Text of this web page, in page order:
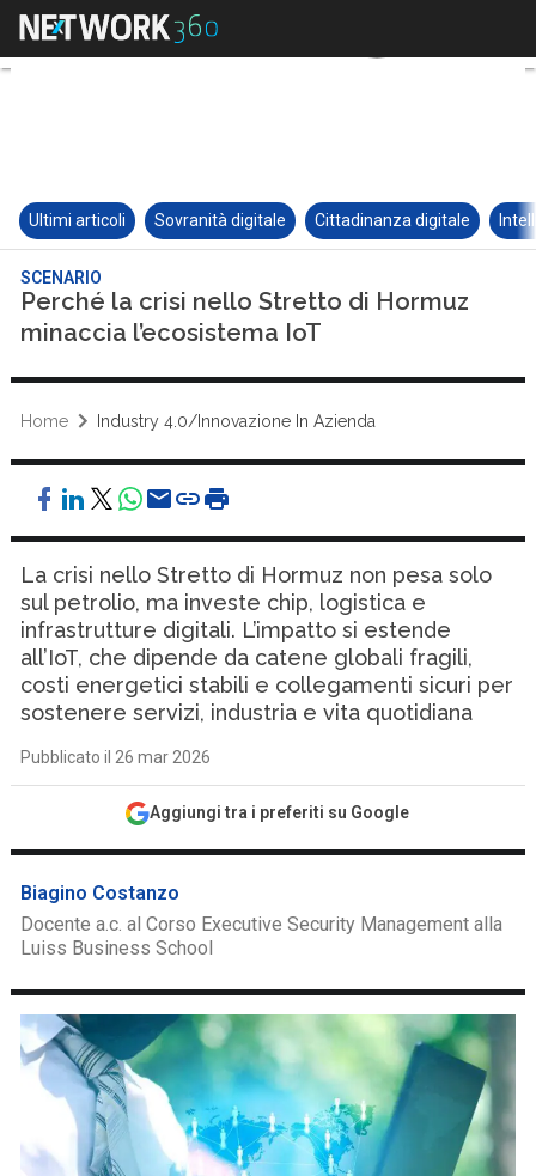
Ultimi articoli Sovranità digitale Cittadinanza digitale
SCENARIO
Perché la crisi nello Stretto di Hormuz
minaccia l’ecosistema IoT
Home Industry 4.0/Innovazione In Azienda
La crisi nello Stretto di Hormuz non pesa solo
sul petrolio, ma investe chip, logistica e
infrastrutture digitali. L’impatto si estende
all’IoT, che dipende da catene globali fragili,
costi energetici stabili e collegamenti sicuri per
sostenere servizi, industria e vita quotidiana
Pubblicato il 26 mar 2026
Aggiungi tra i preferiti su Google
Biagino Costanzo
Docente a.c. al Corso Executive Security Management alla
Luiss Business School